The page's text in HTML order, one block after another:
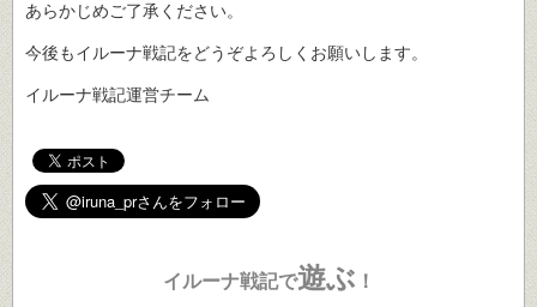
あらかじめご了承ください。
今後もイルーナ戦記をどうぞよろしくお願いします。
イルーナ戦記運営チーム
イルーナ戦記で遊ぶ ！